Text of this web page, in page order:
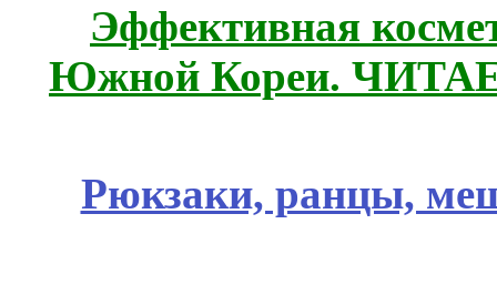
Эффективная
Южной Кореи.
Рюкзаки, ранцы,